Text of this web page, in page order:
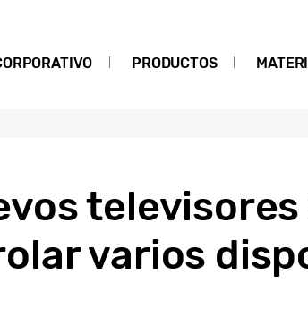
PRODUCTOS
varios